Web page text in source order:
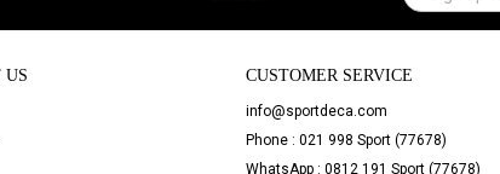
US CUSTOMER SERVICE
info@sportdeca.com
Phone : 021 998 Sport (77678)
WhatsApp : 0812 191 Sport (77678)